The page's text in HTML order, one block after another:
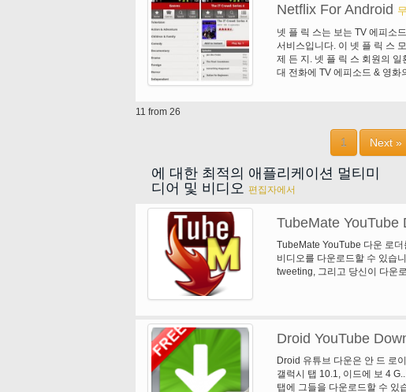
Netflix For Android
넷 플 릭 스는 보는 TV 에피소
서비스입니다. 이 넷 플 릭 스
제 든 지. 넷 플 릭 스 회원의
대 전화에 TV 에피소드 & 영화
11 from 26
1 Next »
에 대한 최적의 애플리케이션 멀티미
디어 및 비디오 편집자에서
TubeMate YouTube
TubeMate YouTube 다운 로
비디오를 다운로드할 수 있습
tweeting, 그리고 당신이 다운
Droid YouTube
Droid 유튜브 다운은 안 드 로
갤럭시 탭 10.1, 이드에 보 4
탭에 그들을 다운로드할 수 있